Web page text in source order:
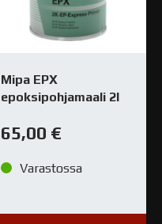
Mipa EPX
epoksipohjamaali 2l
65,00 €
Varastossa